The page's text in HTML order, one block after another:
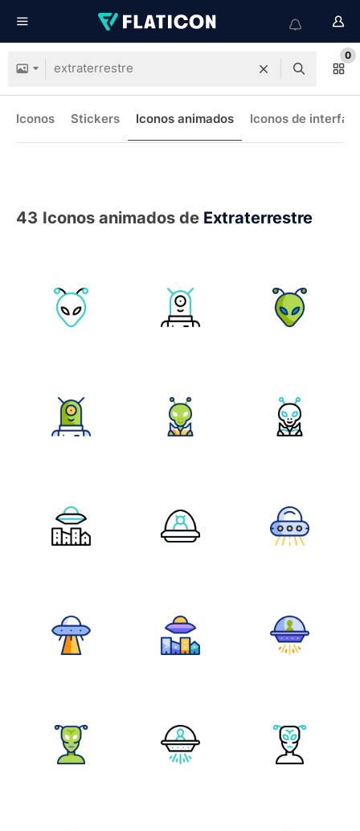
0
Iconos Stickers Iconos animados Iconos de interfaz
43 Iconos animados de Extraterrestre